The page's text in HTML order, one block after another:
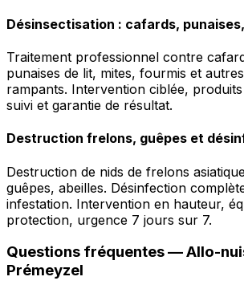
Désinsectisation : cafards,
Traitement professionnel contre
punaises de lit, mites, fourmis et
rampants. Intervention ciblée,
suivi et garantie de résultat.
Destruction frelons, guêpes et
Destruction de nids de frelons
guêpes, abeilles. Désinfection
infestation. Intervention en hauteur,
protection, urgence 7 jours sur 7.
Questions fréquentes —Allo-
Prémeyzel